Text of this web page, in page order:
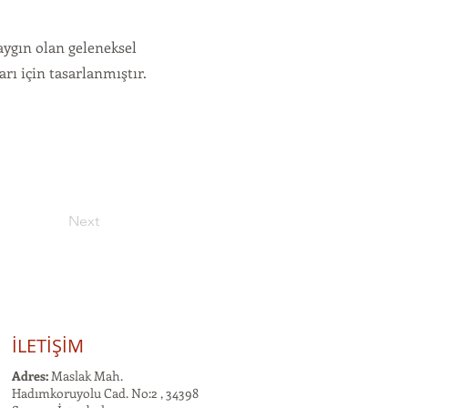
olan geleneksel
için tasarlanmıştır.
Next
İLETİŞİM
Adres:Maslak Mah.
Hadımkoruyolu Cad. No:2 , 34398